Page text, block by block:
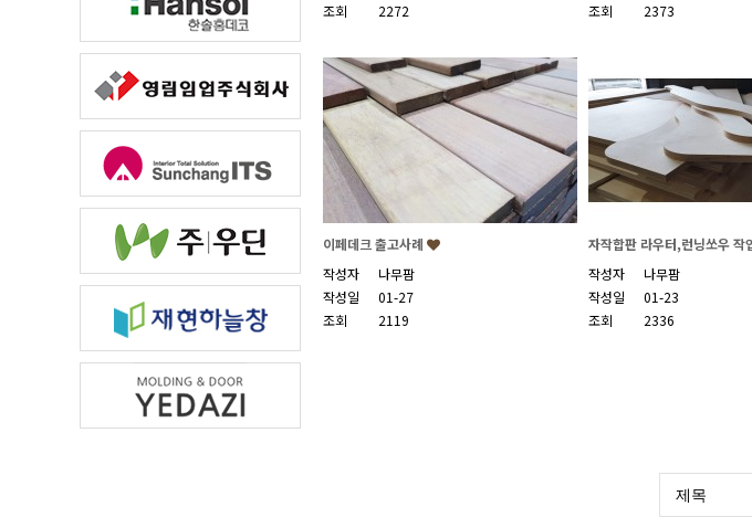
조회
2272
조회
2373
이페데크 출고사례
작성자
나무팜
작성일
01-27
조회
2119
자작합판 라우터,런닝쏘우
작성자
나무팜
작성일
01-23
조회
2336